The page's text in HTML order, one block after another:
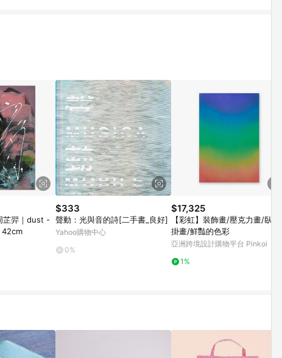
有限公司方進行訂單資格確認。 康達盛通線上購物希望提供簡
芷羿｜dust -
42cm
$333
聲動：光與音的詩[二手書_良好]
Yahoo購物中心
0%
$17,325
【彩虹】裝飾畫/壓克力畫/臥室
掛畫/鮮豔的色彩
亞洲跨境設計購物平台 Pinkoi
1%